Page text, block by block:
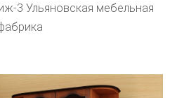
3 Ульяновская мебельная